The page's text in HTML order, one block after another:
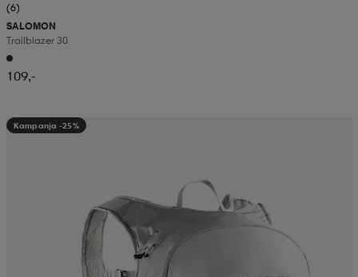
(6)
SALOMON
Trailblazer 30
109,-
Kampanja -25%